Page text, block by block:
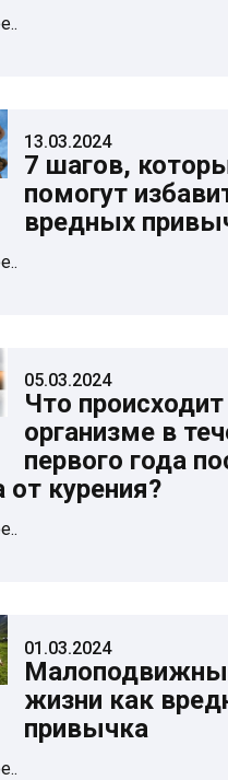
13.03.2024
7 шагов,
помогут
вредных
05.03.2024
Что
организме в
первого года
от курения?
01.03.2024
жизни как
привычка